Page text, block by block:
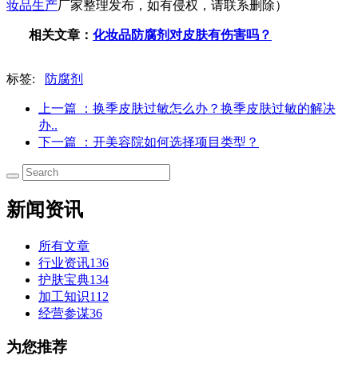
妆品生产厂家整理发布，如有侵权，请联系删除）
相关文章： 化妆品防腐剂对皮肤有伤害吗？
标签: 防腐剂
上一篇
：换季皮肤过敏怎么办？换季皮肤过敏的解决
办..
下一篇
：开美容院如何选择项目类型？
新闻资讯
所有文章
行业资讯136
护肤宝典134
加工知识112
经营参谋36
为您推荐